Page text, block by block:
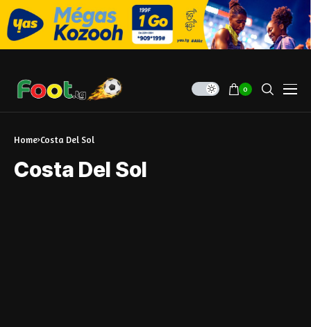
0
Home Costa Del Sol
Costa Del Sol